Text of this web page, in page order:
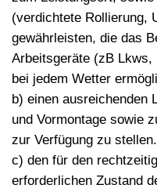
(verdichtete Rollierung,
gewährleisten, die das
Arbeitsgeräte (zB Lkws,
bei jedem Wetter
b) einen ausreichenden
und Vormontage sowie
zur Verfügung zu stellen.
c) den für den
erforderlichen Zustand